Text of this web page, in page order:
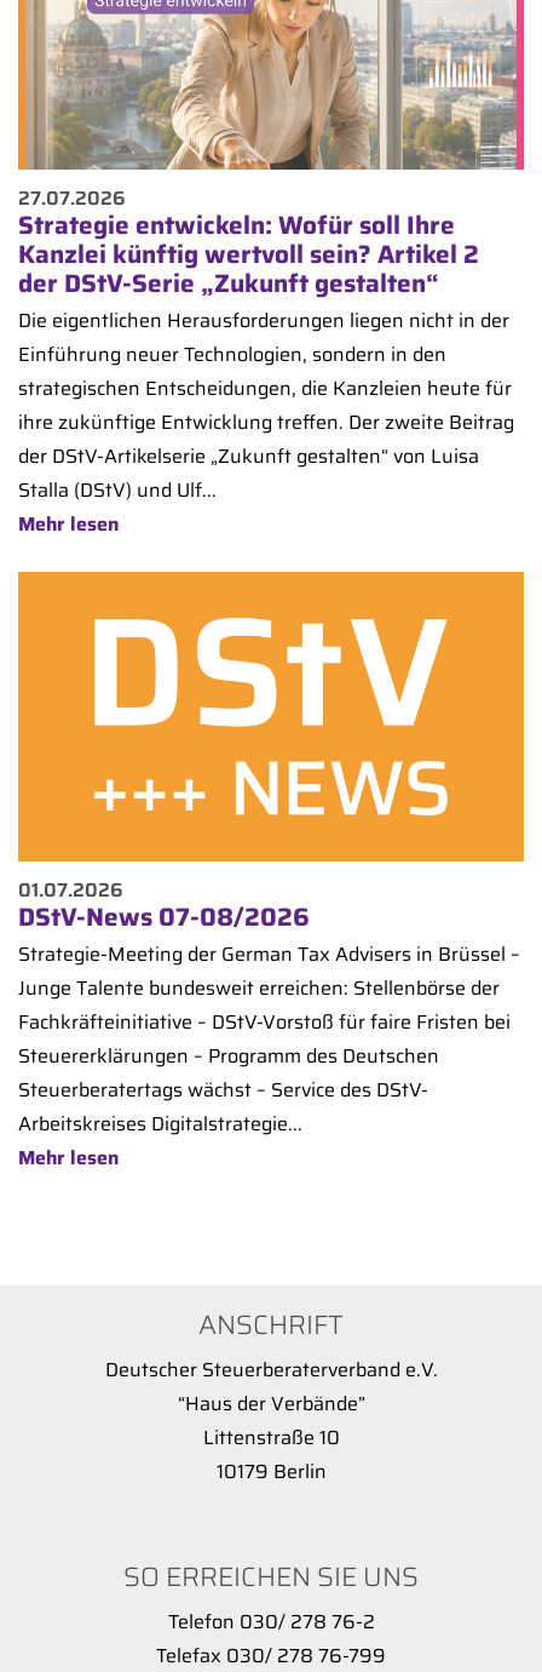
27.07.2026
Strategie entwickeln: Wofür soll Ihre
Kanzlei künftig wertvoll sein? Artikel 2
der DStV-Serie „Zukunft gestalten“
Die eigentlichen Herausforderungen liegen nicht in der
Einführung neuer Technologien, sondern in den
strategischen Entscheidungen, die Kanzleien heute für
ihre zukünftige Entwicklung treffen. Der zweite Beitrag
der DStV-Artikelserie „Zukunft gestalten“ von Luisa
Stalla (DStV) und Ulf...
Mehr lesen
01.07.2026
DStV-News 07-08/2026
Strategie-Meeting der German Tax Advisers in Brüssel –
Junge Talente bundesweit erreichen: Stellenbörse der
Fachkräfteinitiative – DStV-Vorstoß für faire Fristen bei
Steuererklärungen – Programm des Deutschen
Steuerberatertags wächst – Service des DStV-
Arbeitskreises Digitalstrategie...
Mehr lesen
ANSCHRIFT
Deutscher Steuerberaterverband e.V.
“Haus der Verbände”
Littenstraße 10
10179 Berlin
SO ERREICHEN SIE UNS
Telefon 030/ 278 76-2
Telefax 030/ 278 76-799